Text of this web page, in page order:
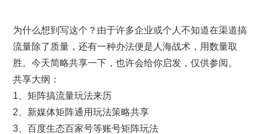
为什么想到写这个？由于许多企业或个人不知道在渠道搞
流量除了质量，还有一种办法便是人海战术，用数量取
胜。今天简略共享一下，也许会给你启发，仅供参阅。
共享大纲：
1、矩阵搞流量玩法来历
2、新媒体矩阵通用玩法策略共享
3、百度生态百家号等账号矩阵玩法